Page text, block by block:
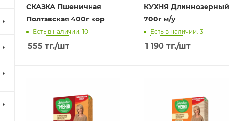
СКАЗКА Пшеничная
Полтавская 400г кор
Есть в наличии: 10
555 тг./шт
КУХНЯ Длиннозерный
700г м/у
Есть в наличии: 3
1 190тг./шт